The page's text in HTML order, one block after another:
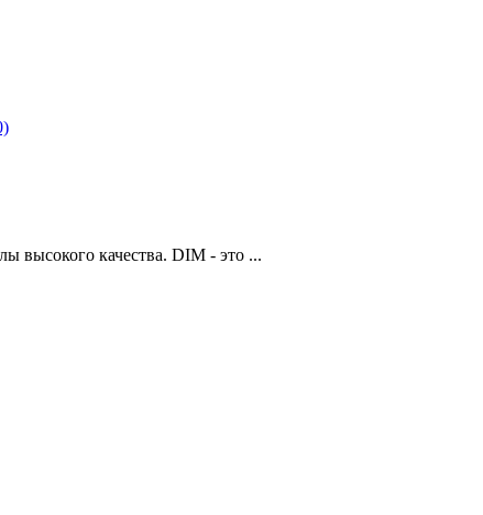
высокого качества. DIM - это ...